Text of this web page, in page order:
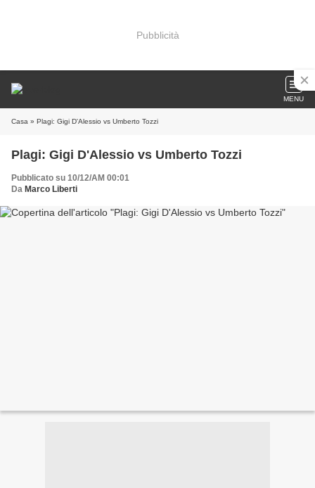
Pubblicità
MENU
Casa » Plagi: Gigi D'Alessio vs Umberto Tozzi
Plagi: Gigi D'Alessio vs Umberto Tozzi
Pubblicato su 10/12/AM 00:01
Da Marco Liberti